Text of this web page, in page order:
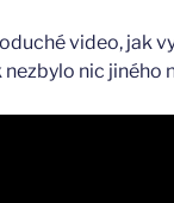
video, jak
nezbylo nic jiného